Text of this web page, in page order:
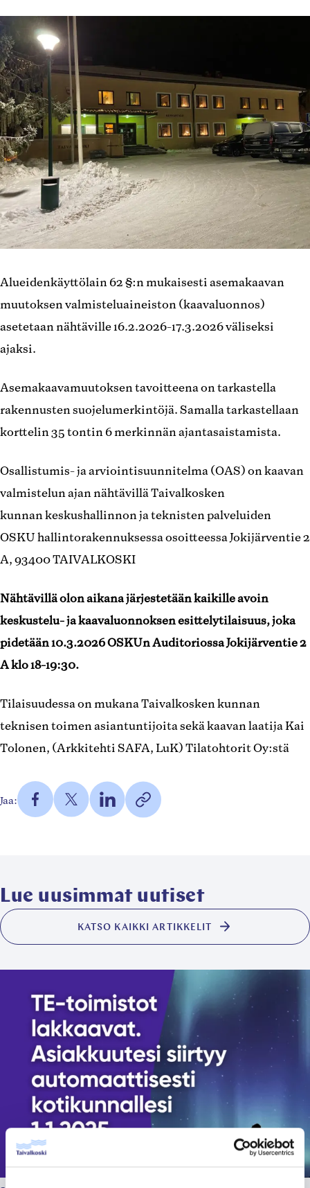
Alueidenkäyttölain 62 §:n mukaisesti asemakaavan
muutoksen valmisteluaineiston (kaavaluonnos)
asetetaan nähtäville 16.2.2026-17.3.2026 väliseksi
ajaksi.
Asemakaavamuutoksen tavoitteena on tarkastella
rakennusten suojelumerkintöjä. Samalla tarkastellaan
korttelin 35 tontin 6 merkinnän ajantasaistamista.
Osallistumis- ja arviointisuunnitelma (OAS) on kaavan
valmistelun ajan nähtävillä Taivalkosken
kunnan keskushallinnon ja teknisten palveluiden
OSKU hallintorakennuksessa osoitteessa Jokijärventie 2
A, 93400 TAIVALKOSKI
Nähtävillä olon aikana järjestetään kaikille avoin
keskustelu- ja kaavaluonnoksen esittelytilaisuus, joka
pidetään 10.3.2026 OSKUn Auditoriossa Jokijärventie 2
A klo 18-19:30.
Tilaisuudessa on mukana Taivalkosken kunnan
teknisen toimen asiantuntijoita sekä kaavan laatija Kai
Tolonen, (Arkkitehti SAFA, LuK) Tilatohtorit Oy:stä
Jaa:
Jaa
Facebookissa
Jaa
Twitterissä
Jaa
LinkedInissä
https://taivalkoski.fi/blog/
kirkonseudun-
Lue uusimmat uutiset
KATSO KAIKKI ARTIKKELIT